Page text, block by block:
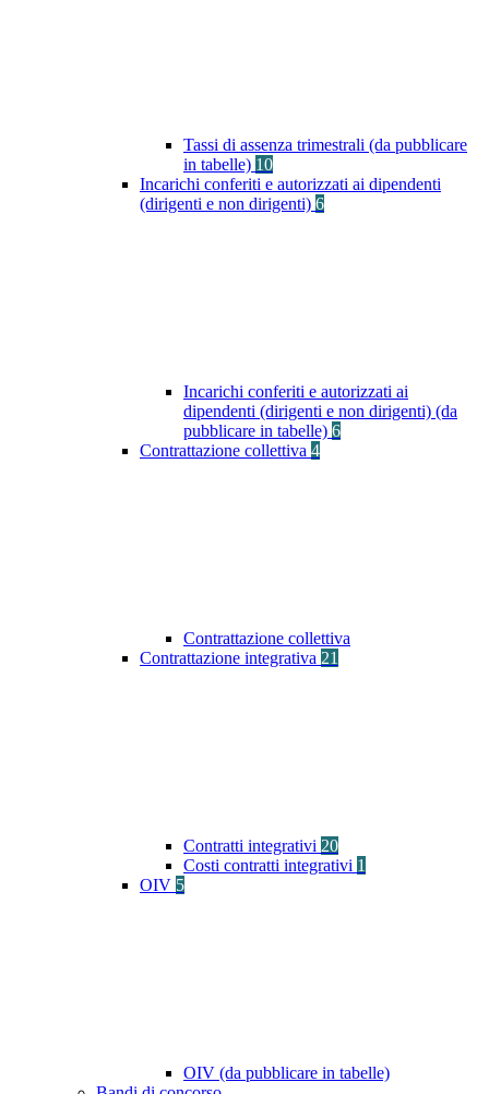
Tassi di assenza trimestrali (da pubblicare
in tabelle) 10
Incarichi conferiti e autorizzati ai dipendenti
(dirigenti e non dirigenti) 6
Incarichi conferiti e autorizzati ai
dipendenti (dirigenti e non dirigenti) (da
pubblicare in tabelle) 6
Contrattazione collettiva 4
Contrattazione collettiva
Contrattazione integrativa 21
Contratti integrativi 20
Costi contratti integrativi 1
OIV 5
OIV (da pubblicare in tabelle)